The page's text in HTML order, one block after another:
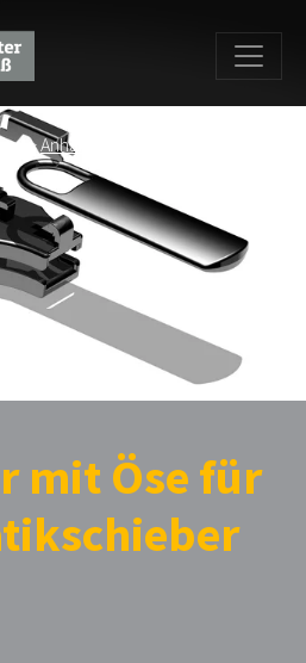
>Anhänger mit Öse für
mit Öse für